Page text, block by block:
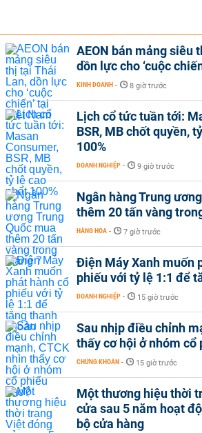
AEON bán mảng siêu
dồn lực cho ‘cuộc
KINH DOANH - 8 giờ trước
Lịch cổ tức tuần tới:
BSR, MB chốt quyền,
100%
DOANH NGHIỆP - 9 giờ trước
Ngân hàng Trung
thêm 20 tấn vàng
HÀNG HÓA - 7 giờ trước
Điện Máy Xanh muốn
phiếu với tỷ lệ 1:1 để
DOANH NGHIỆP - 15 giờ trước
Sau nhịp điều chỉnh
thấy cơ hội ở nhóm cổ
CHỨNG KHOÁN - 15 giờ trước
Một thương hiệu thời
cửa sau 5 năm hoạt
bộ cửa hàng